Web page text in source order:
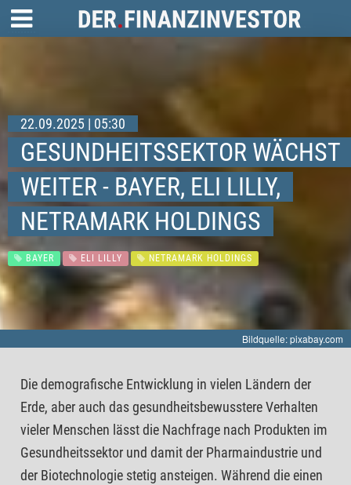
22.09.2025 | 05:30
GESUNDHEITSSEKTOR WÄCHST
WEITER - BAYER, ELI LILLY,
NETRAMARK HOLDINGS
BAYER ELI LILLY NETRAMARK HOLDINGS
Bildquelle: pixabay.com
Die demografische Entwicklung in vielen Ländern der
Erde, aber auch das gesundheitsbewusstere Verhalten
vieler Menschen lässt die Nachfrage nach Produkten im
Gesundheitssektor und damit der Pharmaindustrie und
der Biotechnologie stetig ansteigen. Während die einen